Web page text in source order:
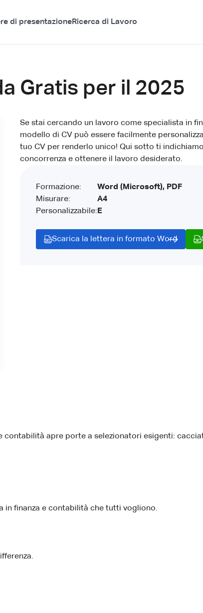
di presentazioneRicerca di Lavoro
Gratis per il 2025
Se stai cercando un lavoro come specialista in
modello di CV può essere facilmente
tuo CV per renderlo unico! Qui sotto ti
concorrenza e ottenere il lavoro desiderato.
Formazione:
Misurare:
Personalizzabile:
Word (Microsoft), PDF
A4
E
Scarica la lettera in formato Word
contabilità apre porte a selezionatori esigenti:
in finanza e contabilità che tutti vogliono.